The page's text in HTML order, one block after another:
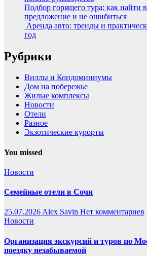
Подбор горящего тура: как найти
предложение и не ошибиться
Аренда авто: тренды и
год
Рубрики
Виллы и Кондоминиумы
Дом на побережье
Жилые комплексы
Новости
Отели
Разное
Экзотические курорты
You missed
Новости
Семейные отели в Сочи
25.07.2026Alex Savin Нет комментариев
Новости
Организация экскурсий и туров по
поездку незабываемой